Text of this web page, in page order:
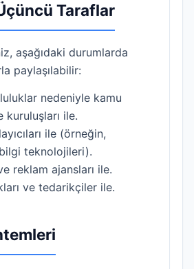
Taraflar
aşağıdaki durumlarda
paylaşılabilir:
nedeniyle kamu
kuruluşları ile.
ile (örneğin,
teknolojileri).
reklam ajansları ile.
ve tedarikçiler ile.